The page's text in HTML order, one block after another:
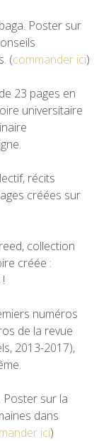
Poster sur
(commander ici)
23 pages en
universitaire
récits
créées sur
collection
créée :
numéros
de la revue
2013-2017),
Poster sur la
dans
ici)